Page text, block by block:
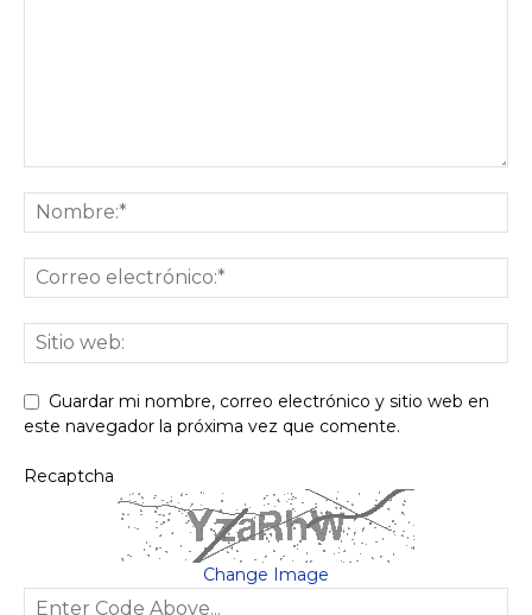
Guardar mi nombre, correo electrónico y sitio web en
este navegador la próxima vez que comente.
Recaptcha
Change Image